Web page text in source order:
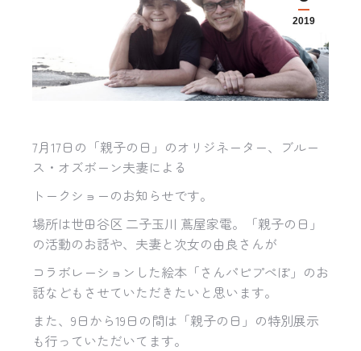
2019
7月17日の「親子の日」のオリジネーター、ブルー
ス・ オズボーン夫妻による
トークショーのお知らせです。
場所は世田谷区 二子玉川 蔦屋家電。「親子の日」
の活動のお話や、夫妻と次女の由良さんが
コラボレーションした絵本「さんパピプぺぽ」のお
話などもさせていただきたいと思います。
また、9日から19日の間は「親子の日」の特別展示
も行っていただいてます。